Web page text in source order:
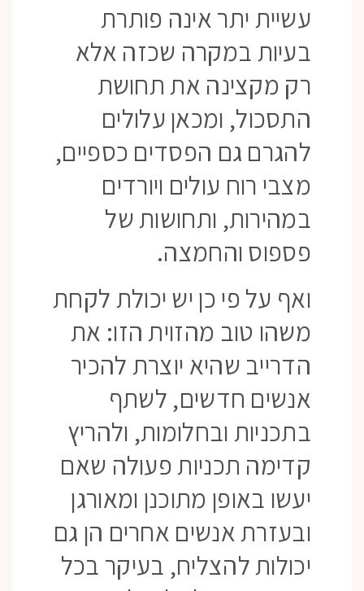
עשיית יתר אינה פותרת
בעיות במקרה שכזה אלא
רק מקצינה את תחושת
התסכול, ומכאן עלולים
להגרם גם הפסדים כספיים,
מצבי רוח עולים ויורדים
במהירות, ותחושות של
פספוס והחמצה.
ואף על פי כן יש יכולת לקחת
משהו טוב מהזוית הזו: את
הדרייב שהיא יוצרת להכיר
אנשים חדשים, לשתף
בתכניות ובחלומות, ולהריץ
קדימה תכניות פעולה שאם
יעשו באופן מתוכנן ומאורגן
ובעזרת אנשים אחרים הן גם
יכולות להצליח, בעיקר בכל